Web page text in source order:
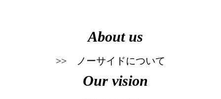
About us
ノーサイドについて
Our vision